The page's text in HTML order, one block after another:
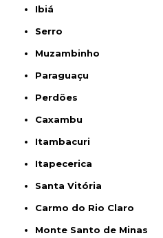
Ibiá
Serro
Muzambinho
Paraguaçu
Perdões
Caxambu
Itambacuri
Itapecerica
Santa Vitória
Carmo do Rio Claro
Monte Santo de Minas